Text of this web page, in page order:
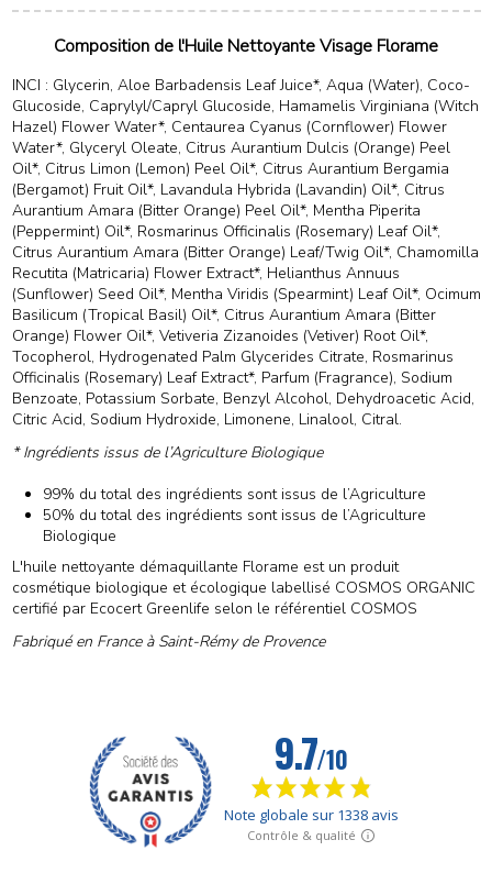
Composition de l'Huile Nettoyante Visage Florame
INCI : Glycerin, Aloe Barbadensis Leaf Juice*, Aqua (Water), Coco-
Glucoside, Caprylyl/Capryl Glucoside, Hamamelis Virginiana (Witch
Hazel) Flower Water*, Centaurea Cyanus (Cornflower) Flower
Water*, Glyceryl Oleate, Citrus Aurantium Dulcis (Orange) Peel
Oil*, Citrus Limon (Lemon) Peel Oil*, Citrus Aurantium Bergamia
(Bergamot) Fruit Oil*, Lavandula Hybrida (Lavandin) Oil*, Citrus
Aurantium Amara (Bitter Orange) Peel Oil*, Mentha Piperita
(Peppermint) Oil*, Rosmarinus Officinalis (Rosemary) Leaf Oil*,
Citrus Aurantium Amara (Bitter Orange) Leaf/Twig Oil*, Chamomilla
Recutita (Matricaria) Flower Extract*, Helianthus Annuus
(Sunflower) Seed Oil*, Mentha Viridis (Spearmint) Leaf Oil*, Ocimum
Basilicum (Tropical Basil) Oil*, Citrus Aurantium Amara (Bitter
Orange) Flower Oil*, Vetiveria Zizanoides (Vetiver) Root Oil*,
Tocopherol, Hydrogenated Palm Glycerides Citrate, Rosmarinus
Officinalis (Rosemary) Leaf Extract*, Parfum (Fragrance), Sodium
Benzoate, Potassium Sorbate, Benzyl Alcohol, Dehydroacetic Acid,
Citric Acid, Sodium Hydroxide, Limonene, Linalool, Citral.
* Ingrédients issus de l’Agriculture Biologique
99% du total des ingrédients sont issus de l’Agriculture
50% du total des ingrédients sont issus de l’Agriculture
Biologique
L'huile nettoyante démaquillante Florame est un produit
cosmétique biologique et écologique labellisé COSMOS ORGANIC
certifié par Ecocert Greenlife selon le référentiel COSMOS
Fabriqué en France à Saint-Rémy de Provence